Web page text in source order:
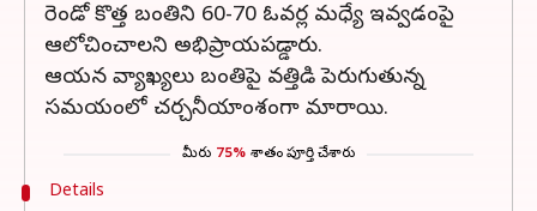
రెండో కొత్త బంతిని 60-70 ఓవర్ల మధ్యే ఇవ్వడంపై
ఆలోచించాలని అభిప్రాయపడ్డారు.
ఆయన వ్యాఖ్యలు బంతిపై వత్తిడి పెరుగుతున్న
సమయంలో చర్చనీయాంశంగా మారాయి.
మీరు 75% శాతం పూర్తి చేశారు
Details